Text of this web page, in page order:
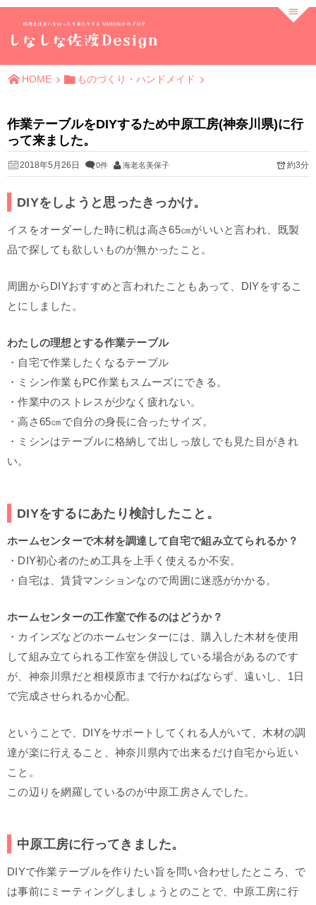
HOME ものづくり・ハンドメイド
作業テーブルをDIYするため中原工房(神奈川県)に行
って来ました。
2018年5月26日 0件 海老名美保子 約3分
DIYをしようと思ったきっかけ。
イスをオーダーした時に机は高さ65㎝がいいと言われ、既製
品で探しても欲しいものが無かったこと。
周囲からDIYおすすめと言われたこともあって、DIYをするこ
とにしました。
わたしの理想とする作業テーブル
・自宅で作業したくなるテーブル
・ミシン作業もPC作業もスムーズにできる。
・作業中のストレスが少なく疲れない。
・高さ65㎝で自分の身長に合ったサイズ。
・ミシンはテーブルに格納して出しっ放しでも見た目がきれ
い。
DIYをするにあたり検討したこと。
ホームセンターで木材を調達して自宅で組み立てられるか？
・DIY初心者のため工具を上手く使えるか不安。
・自宅は、賃貸マンションなので周囲に迷惑がかかる。
ホームセンターの工作室で作るのはどうか？
・カインズなどのホームセンターには、購入した木材を使用
して組み立てられる工作室を併設している場合があるのです
が、神奈川県だと相模原市まで行かねばならず、遠いし、1日
で完成させられるか心配。
ということで、DIYをサポートしてくれる人がいて、木材の調
達が楽に行えること、神奈川県内で出来るだけ自宅から近い
こと。
この辺りを網羅しているのが中原工房さんでした。
中原工房に行ってきました。
DIYで作業テーブルを作りたい旨を問い合わせしたところ、で
は事前にミーティングしましょうとのことで、中原工房に行